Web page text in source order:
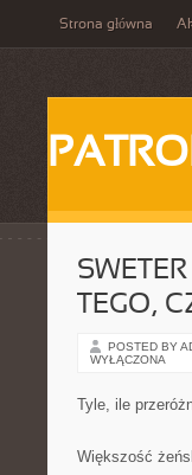
Strona główna
TEGO,
POSTED BY
WYŁĄCZONA
Tyle, ile
Większość